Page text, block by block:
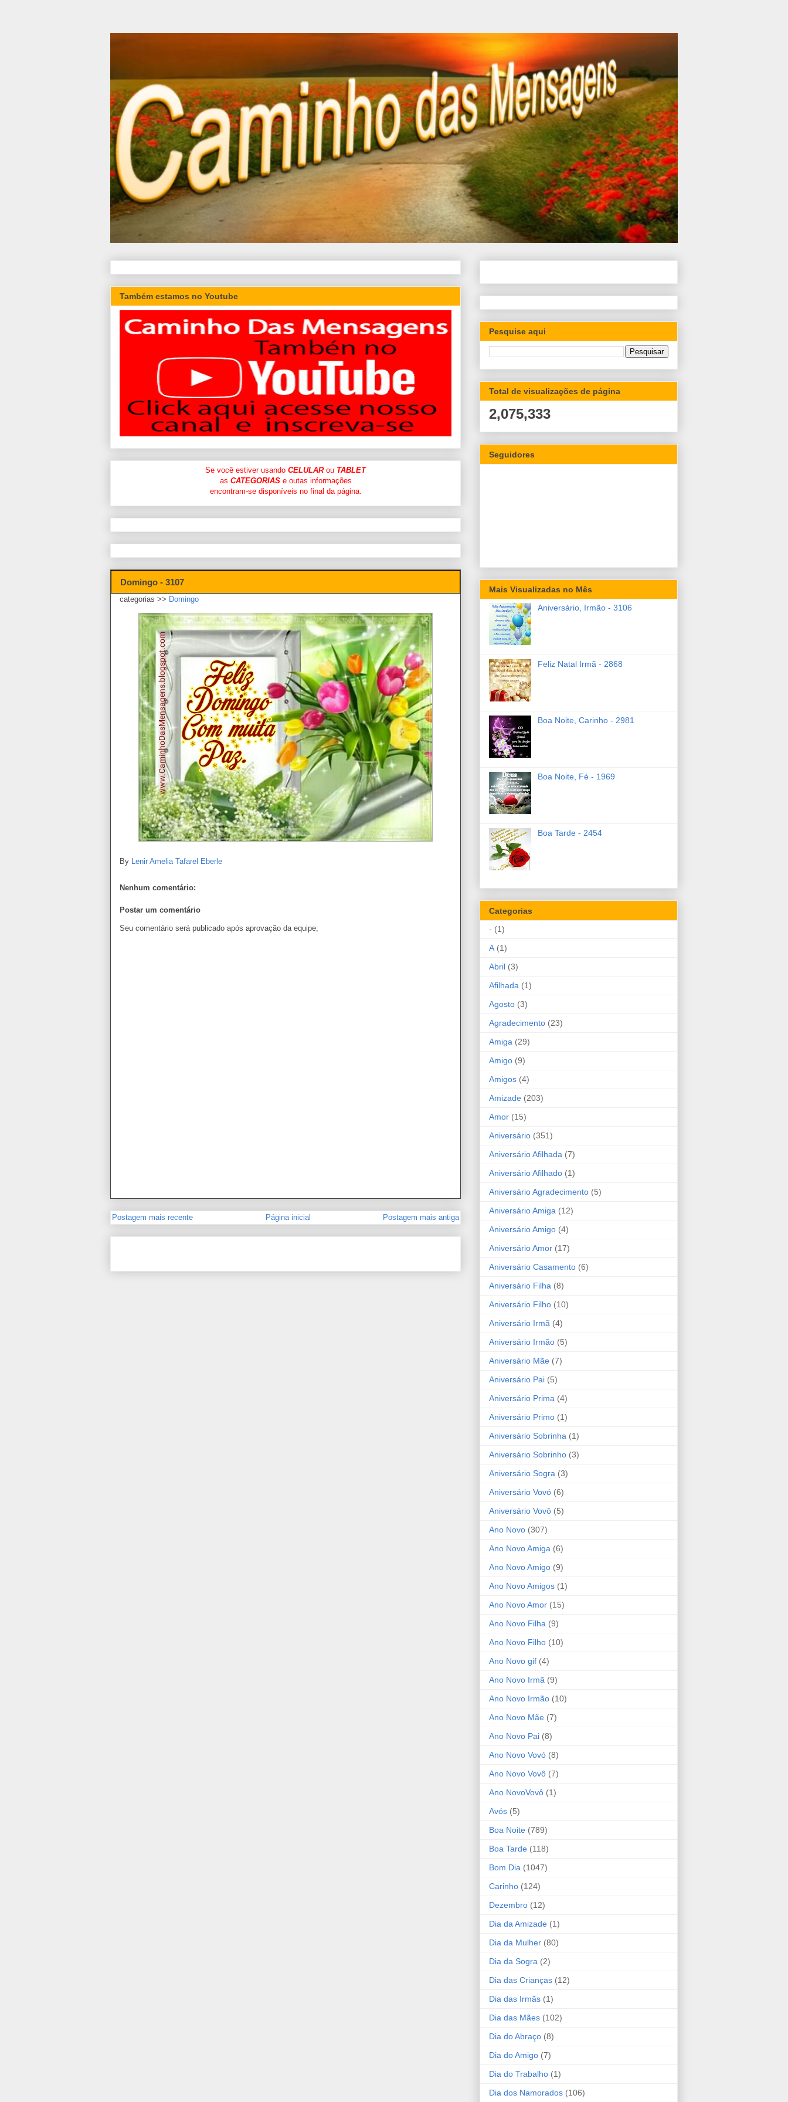
Também estamos no Youtube
Se você estiver usando CELULARou TABLET
as CATEGORIASe outas informações
encontram-se disponíveis no final da página.
Domingo - 3107
categorias >> Domingo
By Lenir Amelia Tafarel Eberle
Nenhum comentário:
Postar um comentário
Seu comentário será publicado após aprovação da equipe;
Postagem mais recente Postagem mais antiga
Página inicial
Pesquise aqui
Total de visualizações de página
2,075,333
Seguidores
Mais Visualizadas no Mês
Aniversário, Irmão - 3106
Feliz Natal Irmã - 2868
Boa Noite, Carinho - 2981
Boa Noite, Fé - 1969
Boa Tarde - 2454
Categorias
- (1)
A (1)
Abril (3)
Afilhada (1)
Agosto (3)
Agradecimento (23)
Amiga (29)
Amigo (9)
Amigos (4)
Amizade (203)
Amor (15)
Aniversário (351)
Aniversário Afilhada (7)
Aniversário Afilhado (1)
Aniversário Agradecimento (5)
Aniversário Amiga (12)
Aniversário Amigo (4)
Aniversário Amor (17)
Aniversário Casamento (6)
Aniversário Filha (8)
Aniversário Filho (10)
Aniversário Irmã (4)
Aniversário Irmão (5)
Aniversário Mãe (7)
Aniversário Pai (5)
Aniversário Prima (4)
Aniversário Primo (1)
Aniversário Sobrinha (1)
Aniversário Sobrinho (3)
Aniversário Sogra (3)
Aniversário Vovó (6)
Aniversário Vovô (5)
Ano Novo (307)
Ano Novo Amiga (6)
Ano Novo Amigo (9)
Ano Novo Amigos (1)
Ano Novo Amor (15)
Ano Novo Filha (9)
Ano Novo Filho (10)
Ano Novo gif (4)
Ano Novo Irmã (9)
Ano Novo Irmão (10)
Ano Novo Mãe (7)
Ano Novo Pai (8)
Ano Novo Vovó (8)
Ano Novo Vovô (7)
Ano NovoVovô (1)
Avós (5)
Boa Noite (789)
Boa Tarde (118)
Bom Dia (1047)
Carinho (124)
Dezembro (12)
Dia da Amizade (1)
Dia da Mulher (80)
Dia da Sogra (2)
Dia das Crianças (12)
Dia das Irmãs (1)
Dia das Mães (102)
Dia do Abraço (8)
Dia do Amigo (7)
Dia do Trabalho (1)
Dia dos Namorados (106)